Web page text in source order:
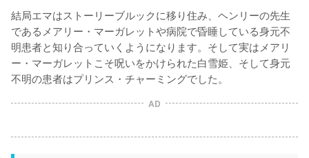
結局エマはストーリーブルックに移り住み、ヘンリーの先生
であるメアリー・マーガレットや病院で昏睡している身元不
明患者と知り合っていくようになります。そして実はメアリ
ー・マーガレットこそ呪いをかけられた白雪姫、そして身元
AD